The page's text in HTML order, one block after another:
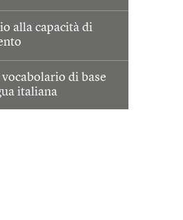
alla capacità di
di base
italiana